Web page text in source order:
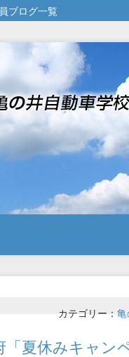
ブログ一覧
カテゴリー： 亀
「夏休みキャン